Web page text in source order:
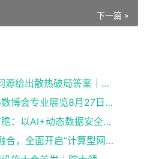
下一篇 »
AI算力密度狂飙，风液同源给出散热破局答案｜艾特网能CoolNova获评最佳方案创新奖
展位申请倒计时！2026数博会专业展览8月27日开馆
安恒信息2026数博会前瞻：以AI+动态数据安全赋能数据要素流通
在网计算：算子卸载与融合，全面开启“计算型网络”新纪元